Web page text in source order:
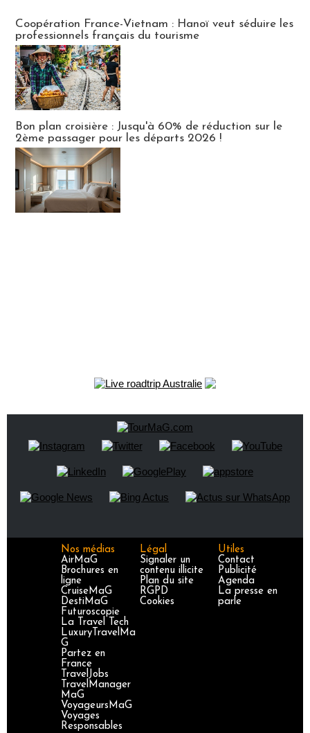
Coopération France-Vietnam : Hanoï veut séduire les
professionnels français du tourisme
Bon plan croisière : Jusqu'à 60% de réduction sur le
2ème passager pour les départs 2026 !
Nos médias
AirMaG
Brochures en
ligne
CruiseMaG
DestiMaG
Futuroscopie
La Travel Tech
LuxuryTravelMa
G
Partez en
France
TravelJobs
TravelManager
MaG
VoyageursMaG
Voyages
Responsables
Légal
Signaler un
contenu illicite
Plan du site
RGPD
Cookies
Utiles
Contact
Publicité
Agenda
La presse en
parle